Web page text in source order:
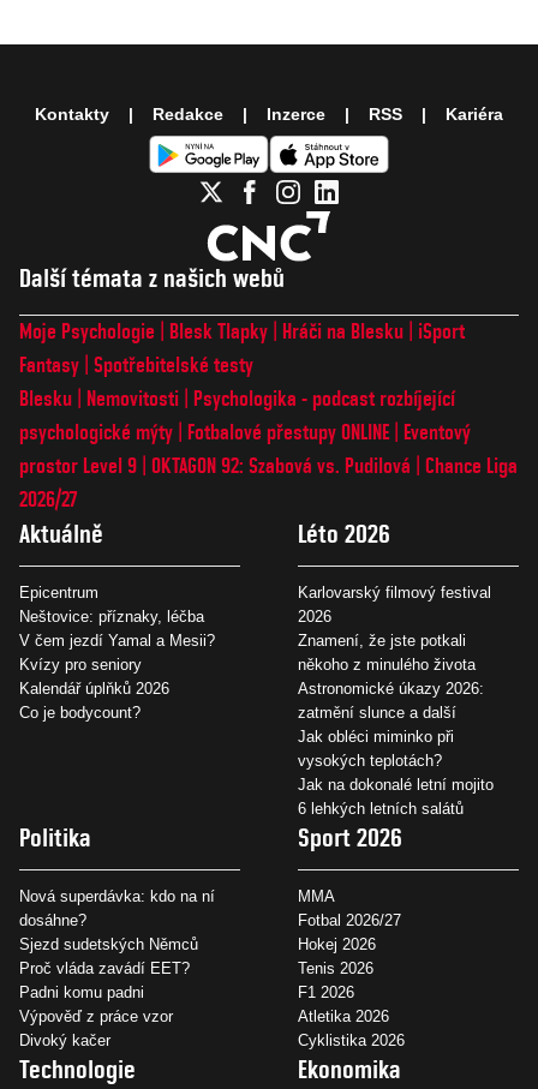
Další témata z našich webů
Moje Psychologie Blesk Tlapky Hráči na Blesku
iSport
Fantasy Spotřebitelské testy
Blesku
Nemovitosti
Psychologika - podcast rozbíjející
psychologické mýty
Fotbalové přestupy ONLINE
Eventový
prostor Level 9 OKTAGON 92: Szabová vs. Pudilová
Chance Liga
2026/27
Aktuálně
Epicentrum
Neštovice: příznaky, léčba
V čem jezdí Yamal a Mesii?
Kvízy pro seniory
Kalendář úplňků 2026
Co je bodycount?
Léto 2026
Karlovarský filmový festival
2026
Znamení, že jste potkali
někoho z minulého života
Astronomické úkazy 2026:
zatmění slunce a další
Jak obléci miminko při
vysokých teplotách?
Jak na dokonalé letní mojito
6 lehkých letních salátů
Politika
Nová superdávka: kdo na ní
dosáhne?
Sjezd sudetských Němců
Proč vláda zavádí EET?
Padni komu padni
Výpověď z práce vzor
Divoký kačer
Sport 2026
MMA
Fotbal 2026/27
Hokej 2026
Tenis 2026
F1 2026
Atletika 2026
Cyklistika 2026
Technologie Ekonomika
Kontakty Redakce Inzerce RSS Kariéra